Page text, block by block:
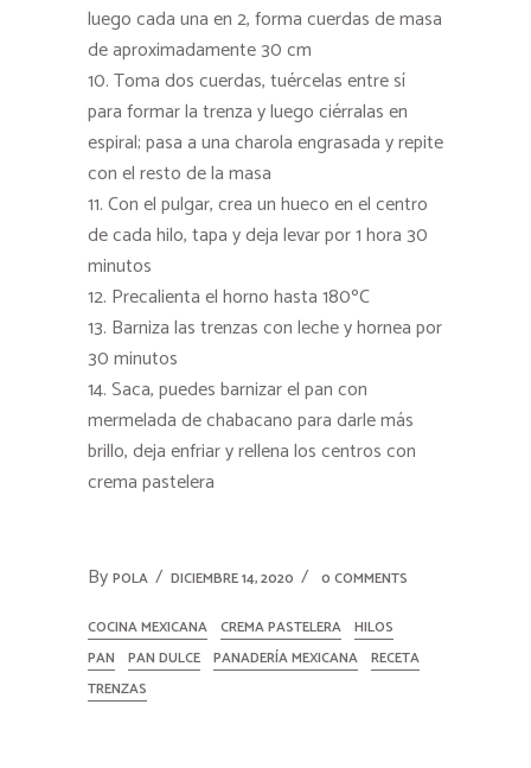
luego cada una en 2, forma cuerdas de masa
de aproximadamente 30 cm
Toma dos cuerdas, tuércelas entre sí
para formar la trenza y luego ciérralas en
espiral; pasa a una charola engrasada y repite
con el resto de la masa
Con el pulgar, crea un hueco en el centro
de cada hilo, tapa y deja levar por 1 hora 30
minutos
Precalienta el horno hasta 180ºC
Barniza las trenzas con leche y hornea por
30 minutos
Saca, puedes barnizar el pan con
mermelada de chabacano para darle más
brillo, deja enfriar y rellena los centros con
crema pastelera
By POLA DICIEMBRE 14, 2020 0 COMMENTS
COCINA MEXICANA CREMA PASTELERA HILOS
PAN
PAN DULCE PANADERÍA MEXICANA RECETA
TRENZAS